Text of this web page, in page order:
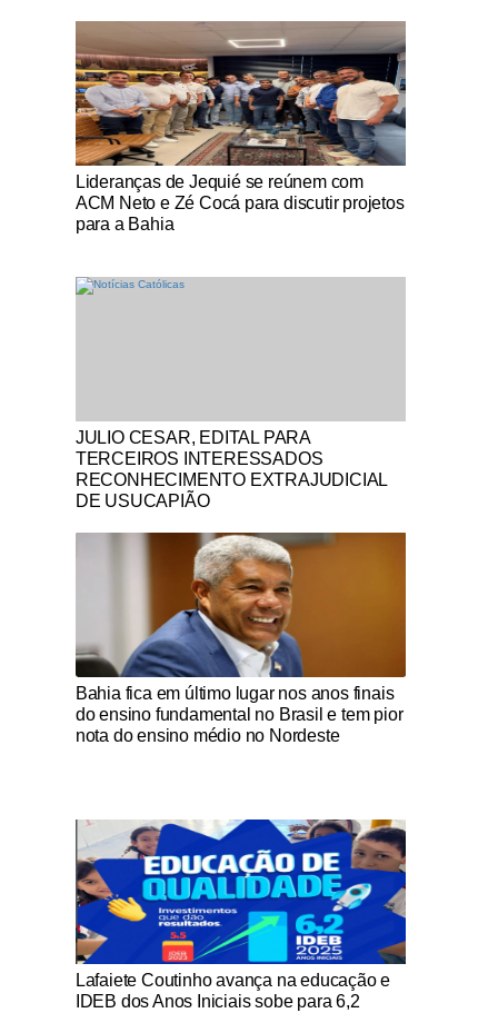
Notícias Católicas
Lideranças de Jequié se reúnem com
ACM Neto e Zé Cocá para discutir projetos
para a Bahia
Notícias Católicas
JULIO CESAR, EDITAL PARA
TERCEIROS INTERESSADOS
RECONHECIMENTO EXTRAJUDICIAL
DE USUCAPIÃO
Notícias Católicas
Bahia fica em último lugar nos anos finais
do ensino fundamental no Brasil e tem pior
nota do ensino médio no Nordeste
Notícias Católicas
Lafaiete Coutinho avança na educação e
IDEB dos Anos Iniciais sobe para 6,2